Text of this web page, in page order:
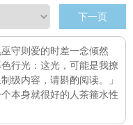
下一页
守则 爱的时差一念倾然
色行光：这光，可能是我撩
级内容，请斟酌阅读。」
本身就很好的人茶箍水性